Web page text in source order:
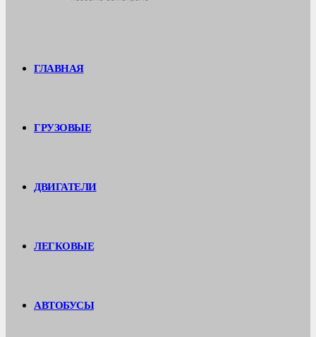
ГЛАВНАЯ
ГРУЗОВЫЕ
ДВИГАТЕЛИ
ЛЕГКОВЫЕ
АВТОБУСЫ